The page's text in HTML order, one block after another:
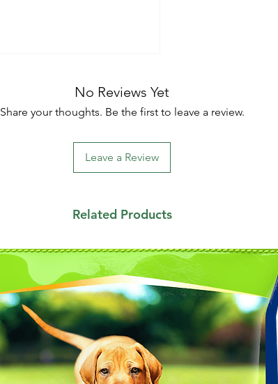
No Reviews Yet
Share your thoughts. Be the first to leave a review.
Leave a Review
Related Products